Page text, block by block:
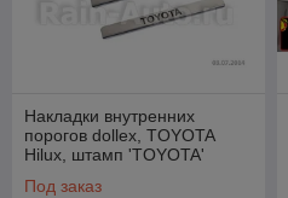
Накладки внутренних
порогов dollex, TOYOTA
Hilux, штамп 'TOYOTA'
Под заказ